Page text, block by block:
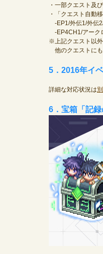
・一部クエスト及
・「クエスト自動
‐EP1/外伝1/外伝
‐EP4CH1/アーク
※上記クエスト以
他のクエストに
5．2016年イ
詳細な対応状況は
6．宝箱「記